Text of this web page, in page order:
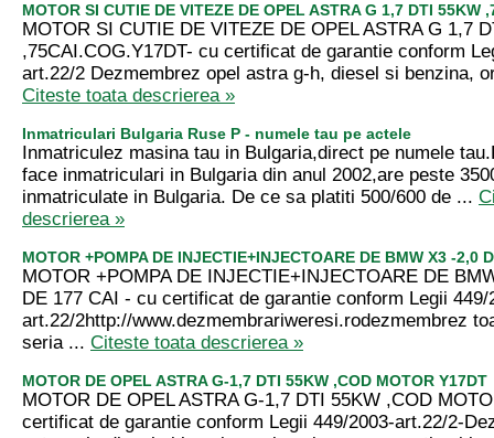
MOTOR SI CUTIE DE VITEZE DE OPEL ASTRA G 1,7 DTI 55KW
MOTOR SI CUTIE DE VITEZE DE OPEL ASTRA G 1,7
,75CAI.COG.Y17DT- cu certificat de garantie conform
art.22/2 Dezmembrez opel astra g-h, diesel si benzina,
Citeste toata descrierea »
Inmatriculari Bulgaria Ruse P - numele tau pe actele
Inmatriculez masina tau in Bulgaria,direct pe numele
face inmatriculari in Bulgaria din anul 2002,are peste
inmatriculate in Bulgaria. De ce sa platiti 500/600 de ...
descrierea »
MOTOR +POMPA DE INJECTIE+INJECTOARE DE BMW X3 -2,0
MOTOR +POMPA DE INJECTIE+INJECTOARE DE
DE 177 CAI - cu certificat de garantie conform Legii 449/
art.22/2http://www.dezmembrariweresi.rodezmembrez
seria ... Citeste toata descrierea »
MOTOR DE OPEL ASTRA G-1,7 DTI 55KW ,COD MOTOR Y17DT
MOTOR DE OPEL ASTRA G-1,7 DTI 55KW ,COD
certificat de garantie conform Legii 449/2003-art.22/2-